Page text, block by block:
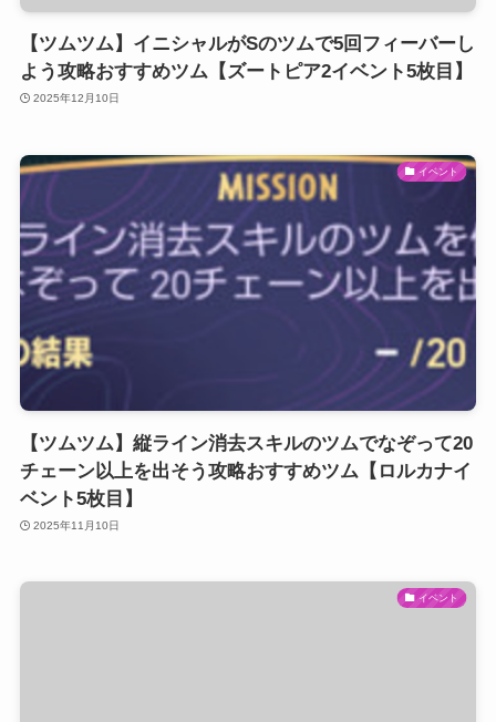
【ツムツム】イニシャルがSのツムで5回フィーバーし
よう攻略おすすめツム【ズートピア2イベント5枚目】
2025年12月10日
イベント
【ツムツム】縦ライン消去スキルのツムでなぞって20
チェーン以上を出そう攻略おすすめツム【ロルカナイ
ベント5枚目】
2025年11月10日
イベント